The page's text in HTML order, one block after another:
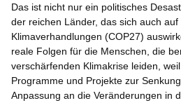
Das ist nicht nur ein politisches
der reichen Länder, das sich auch
Klimaverhandlungen (COP27)
reale Folgen für die Menschen, die
verschärfenden Klimakrise leiden,
Programme und Projekte zur
Anpassung an die Veränderungen in